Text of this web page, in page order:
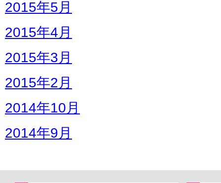
2015年5月
2015年4月
2015年3月
2015年2月
2014年10月
2014年9月